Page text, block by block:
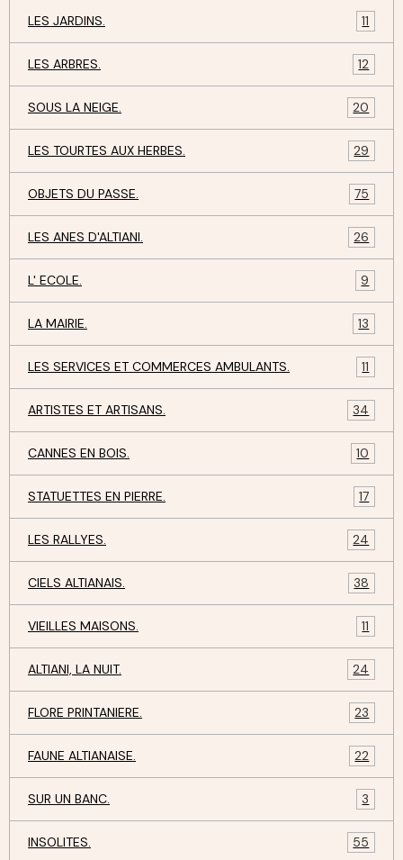
LES JARDINS. 11
LES ARBRES. 12
SOUS LA NEIGE. 20
LES TOURTES AUX HERBES. 29
OBJETS DU PASSE. 75
LES ANES D'ALTIANI. 26
L' ECOLE. 9
LA MAIRIE. 13
LES SERVICES ET COMMERCES AMBULANTS. 11
ARTISTES ET ARTISANS. 34
CANNES EN BOIS. 10
STATUETTES EN PIERRE. 17
LES RALLYES. 24
CIELS ALTIANAIS. 38
VIEILLES MAISONS. 11
ALTIANI, LA NUIT. 24
FLORE PRINTANIERE. 23
FAUNE ALTIANAISE. 22
SUR UN BANC. 3
INSOLITES. 55